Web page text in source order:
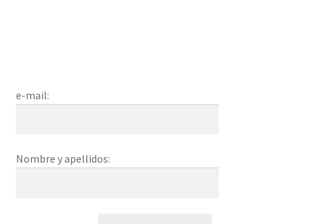
e-mail:
Nombre y apellidos: